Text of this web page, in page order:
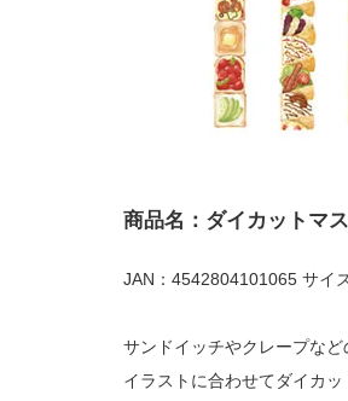
商品名：ダイカットマ
JAN：4542804101065 サイ
サンドイッチやクレープな
イラストに合わせてダイカ